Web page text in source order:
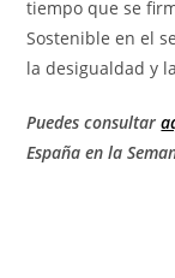
tiempo que se
Sostenible en el
la desigualdad y
Puedes consultar
España en la